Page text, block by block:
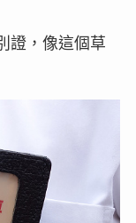
證，像這個草